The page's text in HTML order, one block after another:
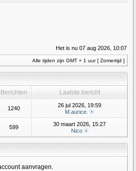
Het is nu 07 aug 2026, 10:07
Alle tijden zijn GMT + 1 uur [ Zomertijd ]
Berichten Laatste bericht
1240
26 jul 2026, 19:59
M.aurice.
599
30 maart 2026, 15:27
Nico
aanvragen.